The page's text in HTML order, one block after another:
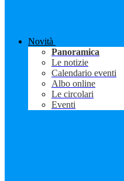
Novità
Panoramica
Le notizie
Calendario eventi
Albo online
Le circolari
Eventi